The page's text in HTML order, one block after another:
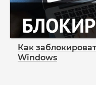
Как
Windows